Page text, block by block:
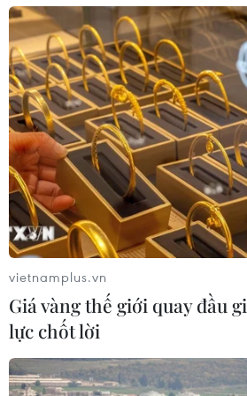
vietnamplus.vn
Giá vàng thế giới quay đầu
lực chốt lời